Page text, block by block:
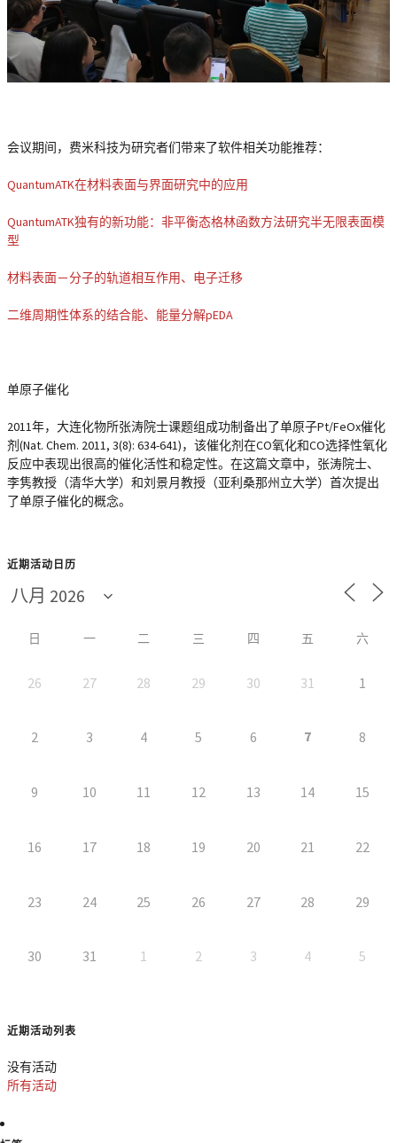
会议期间，费米科技为研究者们带来了软件相关功能推荐：
QuantumATK在材料表面与界面研究中的应用
QuantumATK独有的新功能：非平衡态格林函数方法研究半无限表面模
型
材料表面－分子的轨道相互作用、电子迁移
二维周期性体系的结合能、能量分解pEDA
单原子催化
2011年，大连化物所张涛院士课题组成功制备出了单原子Pt/FeOx催化
剂(Nat. Chem. 2011, 3(8): 634-641)，该催化剂在CO氧化和CO选择性氧化
反应中表现出很高的催化活性和稳定性。在这篇文章中，张涛院士、
李隽教授（清华大学）和刘景月教授（亚利桑那州立大学）首次提出
了单原子催化的概念。
近期活动日历
日 一 二 三 四 五 六
26 27 28 29 30 31 1
2 3 4 5 6 7 8
9 10 11 12 13 14 15
16 17 18 19 20 21 22
23 24 25 26 27 28 29
30 31 1 2 3 4 5
近期活动列表
没有活动
所有活动